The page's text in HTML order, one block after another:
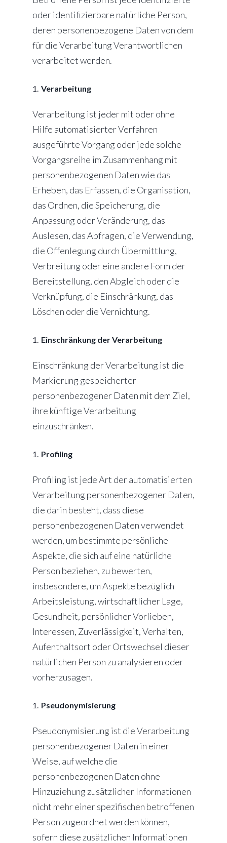
oder identifizierbare natürliche Person,
deren personenbezogene Daten von dem
für die Verarbeitung Verantwortlichen
verarbeitet werden.
Verarbeitung
Verarbeitung ist jeder mit oder ohne
Hilfe automatisierter Verfahren
ausgeführte Vorgang oder jede solche
Vorgangsreihe im Zusammenhang mit
personenbezogenen Daten wie das
Erheben, das Erfassen, die Organisation,
das Ordnen, die Speicherung, die
Anpassung oder Veränderung, das
Auslesen, das Abfragen, die Verwendung,
die Offenlegung durch Übermittlung,
Verbreitung oder eine andere Form der
Bereitstellung, den Abgleich oder die
Verknüpfung, die Einschränkung, das
Löschen oder die Vernichtung.
Einschränkung der Verarbeitung
Einschränkung der Verarbeitung ist die
Markierung gespeicherter
personenbezogener Daten mit dem Ziel,
ihre künftige Verarbeitung
einzuschränken.
Profiling
Profiling ist jede Art der automatisierten
Verarbeitung personenbezogener Daten,
die darin besteht, dass diese
personenbezogenen Daten verwendet
werden, um bestimmte persönliche
Aspekte, die sich auf eine natürliche
Person beziehen, zu bewerten,
insbesondere, um Aspekte bezüglich
Arbeitsleistung, wirtschaftlicher Lage,
Gesundheit, persönlicher Vorlieben,
Interessen, Zuverlässigkeit, Verhalten,
Aufenthaltsort oder Ortswechsel dieser
natürlichen Person zu analysieren oder
vorherzusagen.
Pseudonymisierung
Pseudonymisierung ist die Verarbeitung
personenbezogener Daten in einer
Weise, auf welche die
personenbezogenen Daten ohne
Hinzuziehung zusätzlicher Informationen
nicht mehr einer spezifischen betroffenen
Person zugeordnet werden können,
sofern diese zusätzlichen Informationen